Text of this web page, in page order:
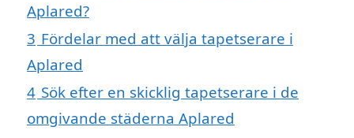
Aplared?
3 Fördelar med att välja tapetserare i
Aplared
4 Sök efter en skicklig tapetserare i de
omgivande städerna Aplared